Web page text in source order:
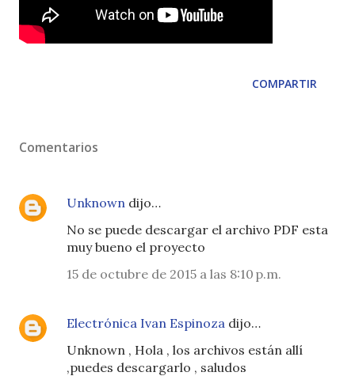
COMPARTIR
Comentarios
Unknown dijo…
No se puede descargar el archivo PDF esta
muy bueno el proyecto
15 de octubre de 2015 a las 8:10 p.m.
Electrónica Ivan Espinoza dijo…
Unknown , Hola , los archivos están allí
,puedes descargarlo , saludos